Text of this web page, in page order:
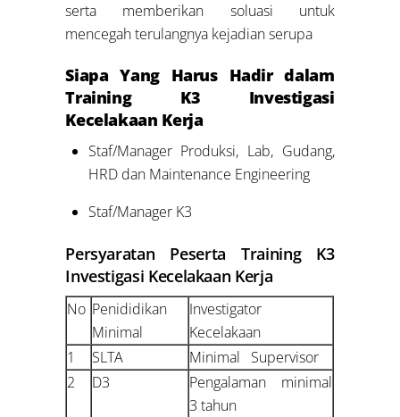
serta memberikan soluasi untuk
mencegah terulangnya kejadian serupa
Siapa Yang Harus Hadir dalam
Training K3 Investigasi
Kecelakaan Kerja
Staf/Manager Produksi, Lab, Gudang,
HRD dan Maintenance Engineering
Staf/Manager K3
Persyaratan Peserta Training K3
Investigasi Kecelakaan Kerja
No Penididikan
Minimal
Investigator
Kecelakaan
1
SLTA
Minimal Supervisor
2
D3
Pengalaman minimal
3 tahun